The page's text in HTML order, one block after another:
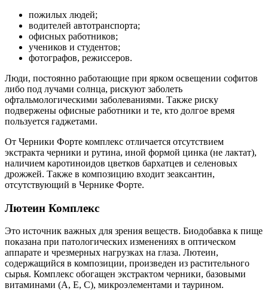
пожилых людей;
водителей автотранспорта;
офисных работников;
учеников и студентов;
фотографов, режиссеров.
Люди, постоянно работающие при ярком освещении софитов
либо под лучами солнца, рискуют заболеть
офтальмологическими заболеваниями. Также риску
подвержены офисные работники и те, кто долгое время
пользуется гаджетами.
От Черники Форте комплекс отличается отсутствием
экстракта черники и рутина, иной формой цинка (не лактат),
наличием каротиноидов цветков бархатцев и селеновых
дрожжей. Также в композицию входит зеаксантин,
отсутствующий в Чернике Форте.
Лютеин Комплекс
Это источник важных для зрения веществ. Биодобавка к пище
показана при патологических изменениях в оптическом
аппарате и чрезмерных нагрузках на глаза. Лютеин,
содержащийся в композиции, произведен из растительного
сырья. Комплекс обогащен экстрактом черники, базовыми
витаминами (А, Е, С), микроэлементами и таурином.